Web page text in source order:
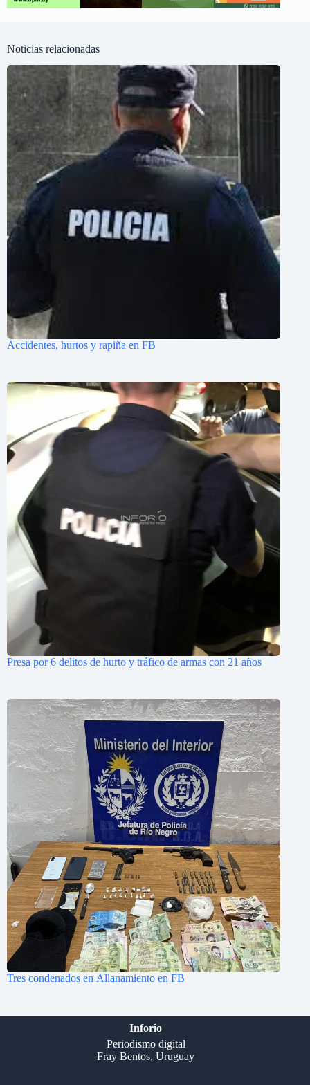
Noticias relacionadas
Accidentes, hurtos y rapiña en FB
Presa por 6 delitos de hurto y tráfico de armas con 21 años
Tres condenados en Allanamiento en FB
Inforio
Periodismo digital
Fray Bentos, Uruguay